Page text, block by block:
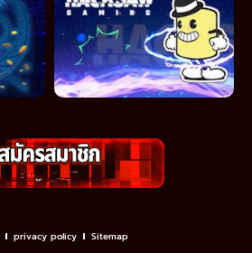
privacy policy Sitemap